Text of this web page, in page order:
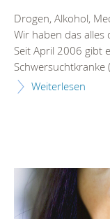
Drogen, Alkohol,
Wir haben das
Seit April 2006 gibt
Schwersuchtkranke
Weiterlesen